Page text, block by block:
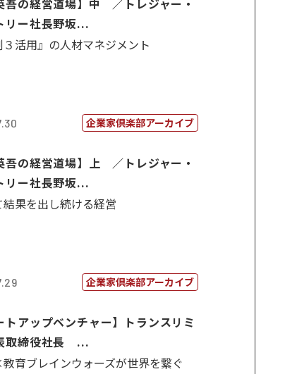
吾の経営道場】中 ／トレジャー・
リー社長野坂...
３活用』の人材マネジメント
企業家倶楽部アーカイブ
吾の経営道場】上 ／トレジャー・
リー社長野坂...
果を出し続ける経営
企業家倶楽部アーカイブ
トアップベンチャー】トランスリミ
取締役社長 ...
育ブレインウォーズが世界を繋ぐ